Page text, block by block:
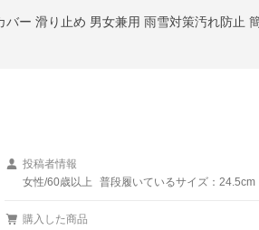
投稿者情報
女性/60歳以上
普段履いているサイズ：24.5cm
購入した商品